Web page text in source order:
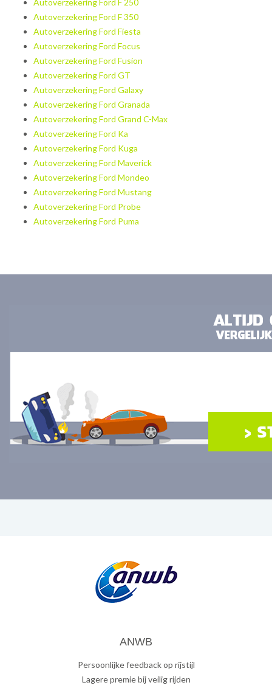
Autoverzekering Ford F 250
Autoverzekering Ford F 350
Autoverzekering Ford Fiesta
Autoverzekering Ford Focus
Autoverzekering Ford Fusion
Autoverzekering Ford GT
Autoverzekering Ford Galaxy
Autoverzekering Ford Granada
Autoverzekering Ford Grand C-Max
Autoverzekering Ford Ka
Autoverzekering Ford Kuga
Autoverzekering Ford Maverick
Autoverzekering Ford Mondeo
Autoverzekering Ford Mustang
Autoverzekering Ford Probe
Autoverzekering Ford Puma
ANWB
Persoonlijke feedback op rijstijl
Lagere premie bij veilig rijden